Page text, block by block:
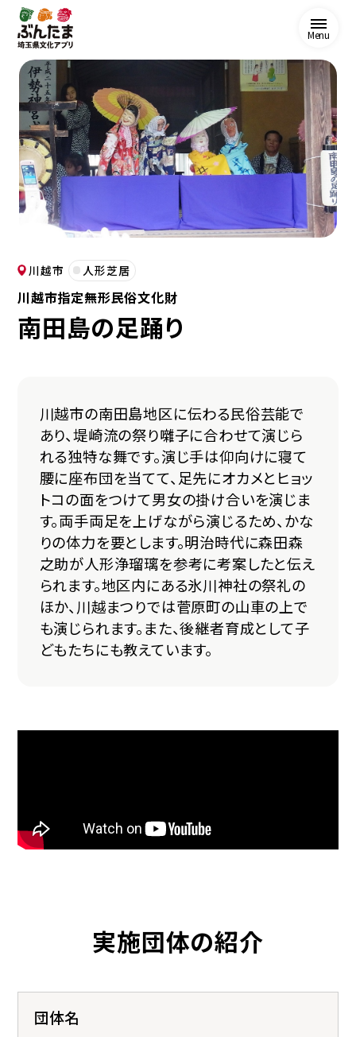
Menu
川越市 人形芝居
川越市指定無形民俗文化財
南田島の足踊り
川越市の南田島地区に伝わる民俗芸能で
あり、堤崎流の祭り囃子に合わせて演じら
れる独特な舞です。演じ手は仰向けに寝て
腰に座布団を当てて、足先にオカメとヒョッ
トコの面をつけて男女の掛け合いを演じま
す。両手両足を上げながら演じるため、かな
りの体力を要とします。明治時代に森田森
之助が人形浄瑠璃を参考に考案したと伝え
られます。地区内にある氷川神社の祭礼の
ほか、川越まつりでは菅原町の山車の上で
も演じられます。また、後継者育成として子
どもたちにも教えています。
実施団体の紹介
団体名